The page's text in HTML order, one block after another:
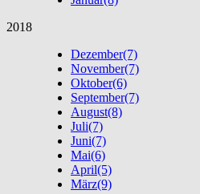
2018
Dezember(7)
November(7)
Oktober(6)
September(7)
August(8)
Juli(7)
Juni(7)
Mai(6)
April(5)
März(9)